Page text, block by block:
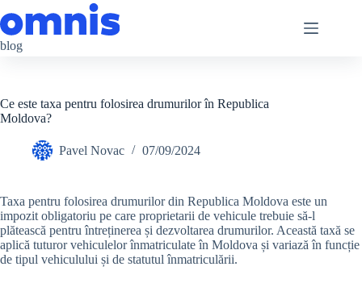
la
conținut
blog
Ce este taxa pentru folosirea drumurilor în Republica
Moldova?
Pavel Novac 07/09/2024
Taxa pentru folosirea drumurilor din Republica Moldova este un
impozit obligatoriu pe care proprietarii de vehicule trebuie să-l
plătească pentru întreținerea și dezvoltarea drumurilor. Această taxă se
aplică tuturor vehiculelor înmatriculate în Moldova și variază în funcție
de tipul vehiculului și de statutul înmatriculării​.